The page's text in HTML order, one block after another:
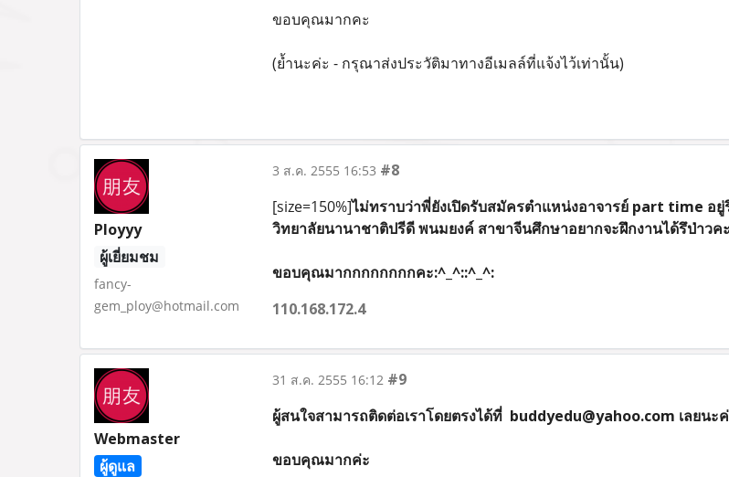
ขอบคุณมากคะ
(ย้ำนะค่ะ - กรุณาส่งประวัติมาทางอีเมลล์ที่แจ้งไว้เท่านั้น)
Ployyy
ผู้เยี่ยมชม
fancy-
gem_ploy@hotmail.com
3 ส.ค. 2555 16:53 #8
[size=150%]ไม่ทราบว่าพี่ยังเปิดรับสมัครตำแหน่งอาจารย์ part time อ
วิทยาลัยนานาชาติปรีดี พนมยงค์ สาขาจีนศึกษาอยากจะฝึกงานได้รึป่าว
ขอบคุณมากกกกกกกกคะ:^_^::^_^:
110.168.172.4
Webmaster
ผู้ดูแล
31 ส.ค. 2555 16:12 #9
ผู้สนใจสามารถติดต่อเราโดยตรงได้ที่ buddyedu@yahoo.com เลยนะ
ขอบคุณมากค่ะ